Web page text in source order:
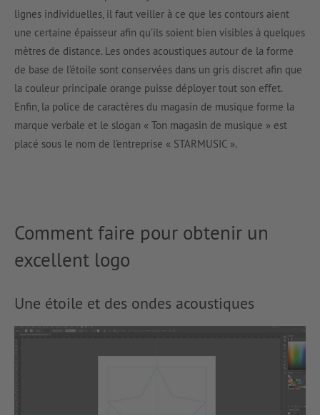
lignes individuelles, il faut veiller à ce que les contours aient
une certaine épaisseur afin qu’ils soient bien visibles à quelques
mètres de distance. Les ondes acoustiques autour de la forme
de base de l’étoile sont conservées dans un gris discret afin que
la couleur principale orange puisse déployer tout son effet.
Enfin, la police de caractères du magasin de musique forme la
marque verbale et le slogan « Ton magasin de musique » est
placé sous le nom de l’entreprise « STARMUSIC ».
Comment faire pour obtenir un
excellent logo
Une étoile et des ondes acoustiques